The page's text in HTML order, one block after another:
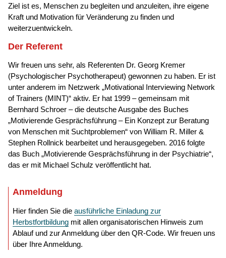
Ziel ist es, Menschen zu begleiten und anzuleiten, ihre eigene
Kraft und Motivation für Veränderung zu finden und
weiterzuentwickeln.
Der Referent
Wir freuen uns sehr, als Referenten Dr. Georg Kremer
(Psychologischer Psychotherapeut) gewonnen zu haben. Er ist
unter anderem im Netzwerk „Motivational Interviewing Network
of Trainers (MINT)“ aktiv. Er hat 1999 – gemeinsam mit
Bernhard Schroer – die deutsche Ausgabe des Buches
„Motivierende Gesprächsführung – Ein Konzept zur Beratung
von Menschen mit Suchtproblemen“ von William R. Miller &
Stephen Rollnick bearbeitet und herausgegeben. 2016 folgte
das Buch „Motivierende Gesprächsführung in der Psychiatrie“,
das er mit Michael Schulz veröffentlicht hat.
Anmeldung
Hier finden Sie die ausführliche Einladung zur
Herbstfortbildung mit allen organisatorischen Hinweis zum
Ablauf und zur Anmeldung über den QR-Code. Wir freuen uns
über Ihre Anmeldung.